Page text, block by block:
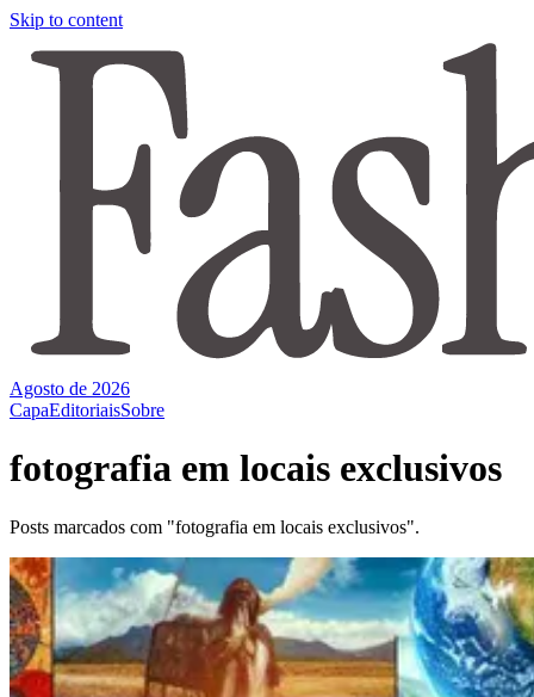
Skip to content
Agosto de 2026
CapaEditoriaisSobre
fotografia em locais exclusivos
Posts marcados com "fotografia em locais exclusivos".